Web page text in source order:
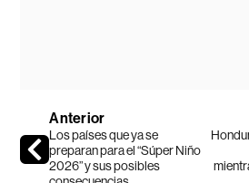
Anterior
Los países que ya se
preparan para el “Súper Niño
2026” y sus posibles